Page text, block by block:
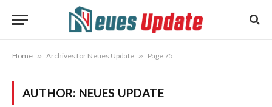
Home » Archives for Neues Update » Page 75
AUTHOR: NEUES UPDATE